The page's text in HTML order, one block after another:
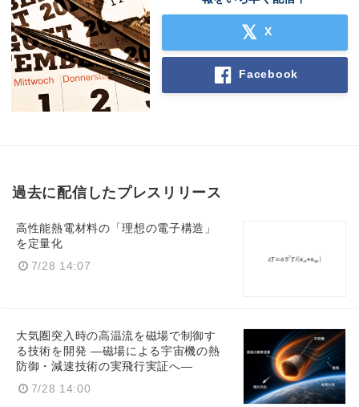
X
Facebook
過去に配信したプレスリリース
高性能熱電材料の「理想の電子構造」
を定量化
7/28 14:07
大気圏突入時の高温流を磁場で制御す
る技術を開発 ―磁場による宇宙機の熱
防御・減速技術の実飛行実証へ―
7/28 14:00